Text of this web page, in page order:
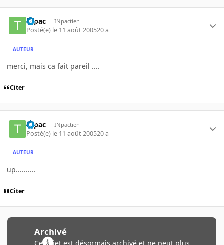
tupac INpactien
Posté(e) le 11 août 200520 a
AUTEUR
merci, mais ca fait pareil ....
Citer
tupac INpactien
Posté(e) le 11 août 200520 a
AUTEUR
up..........
Citer
Archivé